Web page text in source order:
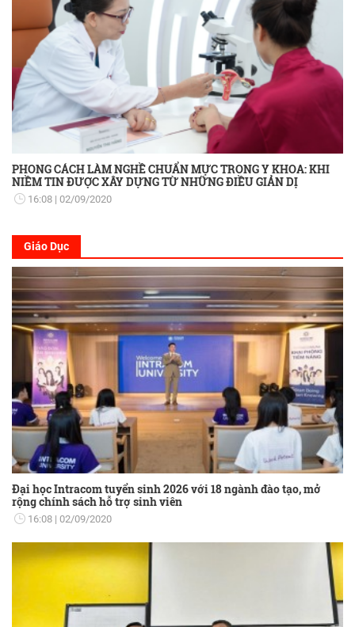
PHONG CÁCH LÀM NGHỀ CHUẨN MỰC TRONG Y KHOA: KHI
NIỀM TIN ĐƯỢC XÂY DỰNG TỪ NHỮNG ĐIỀU GIẢN DỊ
16:08 02/09/2020
Giáo Dục
Đại học Intracom tuyển sinh 2026 với 18 ngành đào tạo, mở
rộng chính sách hỗ trợ sinh viên
16:08 02/09/2020